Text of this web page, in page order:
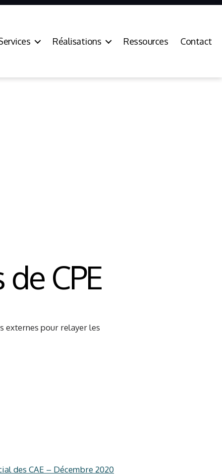
Réalisations Ressources Contact
CPE
externes pour relayer les
des CAE – Décembre 2020